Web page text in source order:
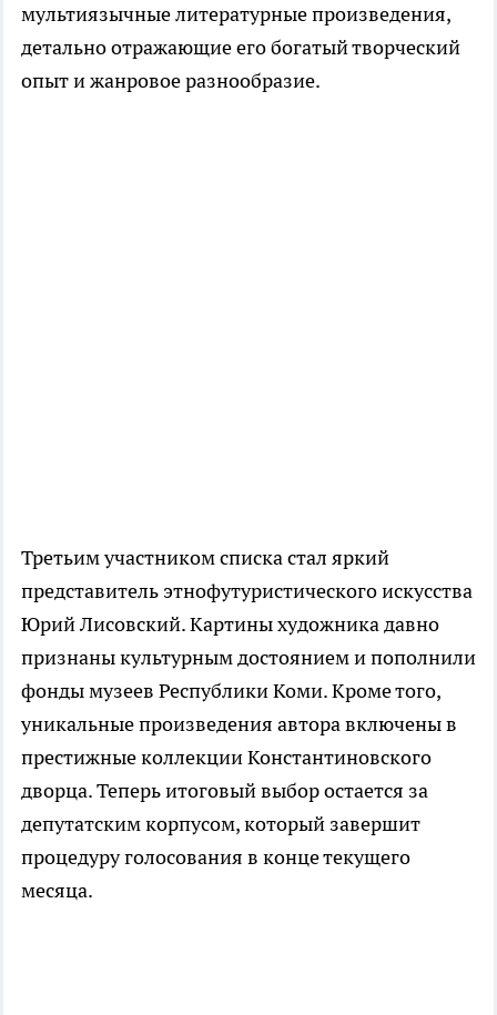
мультиязычные литературные произведения,
детально отражающие его богатый творческий
опыт и жанровое разнообразие.
Третьим участником списка стал яркий
представитель этнофутуристического искусства
Юрий Лисовский. Картины художника давно
признаны культурным достоянием и пополнили
фонды музеев Республики Коми. Кроме того,
уникальные произведения автора включены в
престижные коллекции Константиновского
дворца. Теперь итоговый выбор остается за
депутатским корпусом, который завершит
процедуру голосования в конце текущего
месяца.